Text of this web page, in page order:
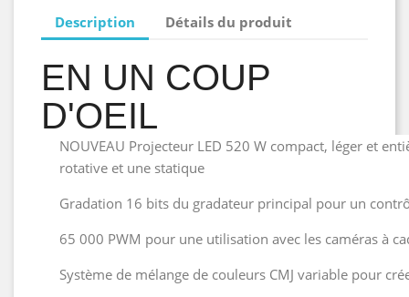
Description Détails du produit
EN UN COUP
D'OEIL
NOUVEAU Projecteur LED 520 W compact, léger et
rotative et une statique
Gradation 16 bits du gradateur principal pour un
65 000 PWM pour une utilisation avec les caméras à
Système de mélange de couleurs CMJ variable pour